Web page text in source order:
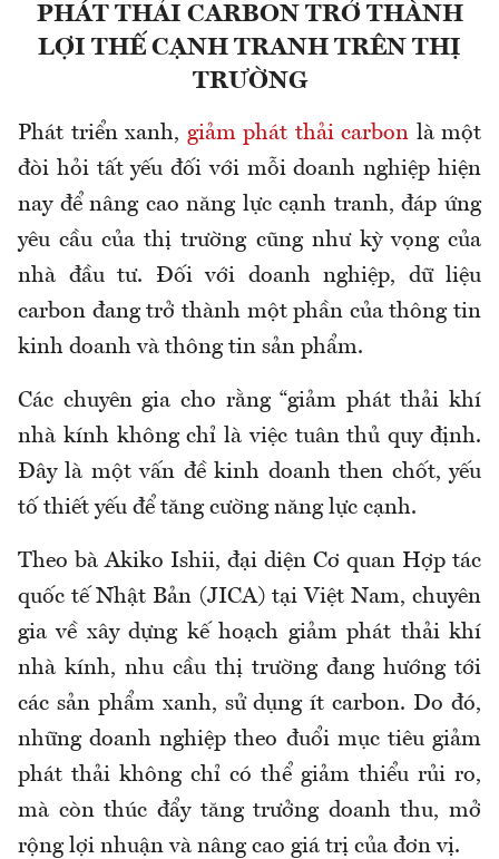
PHÁT THẢI CARBON TRỞ THÀNH
LỢI THẾ CẠNH TRANH TRÊN THỊ
TRƯỜNG
Phát triển xanh, giảm phát thải carbon là một
đòi hỏi tất yếu đối với mỗi doanh nghiệp hiện
nay để nâng cao năng lực cạnh tranh, đáp ứng
yêu cầu của thị trường cũng như kỳ vọng của
nhà đầu tư. Đối với doanh nghiệp, dữ liệu
carbon đang trở thành một phần của thông tin
kinh doanh và thông tin sản phẩm.
Các chuyên gia cho rằng “giảm phát thải khí
nhà kính không chỉ là việc tuân thủ quy định.
Đây là một vấn đề kinh doanh then chốt, yếu
tố thiết yếu để tăng cường năng lực cạnh.
Theo bà Akiko Ishii, đại diện Cơ quan Hợp tác
quốc tế Nhật Bản (JICA) tại Việt Nam, chuyên
gia về xây dựng kế hoạch giảm phát thải khí
nhà kính, nhu cầu thị trường đang hướng tới
các sản phẩm xanh, sử dụng ít carbon. Do đó,
những doanh nghiệp theo đuổi mục tiêu giảm
phát thải không chỉ có thể giảm thiểu rủi ro,
mà còn thúc đẩy tăng trưởng doanh thu, mở
rộng lợi nhuận và nâng cao giá trị của đơn vị.